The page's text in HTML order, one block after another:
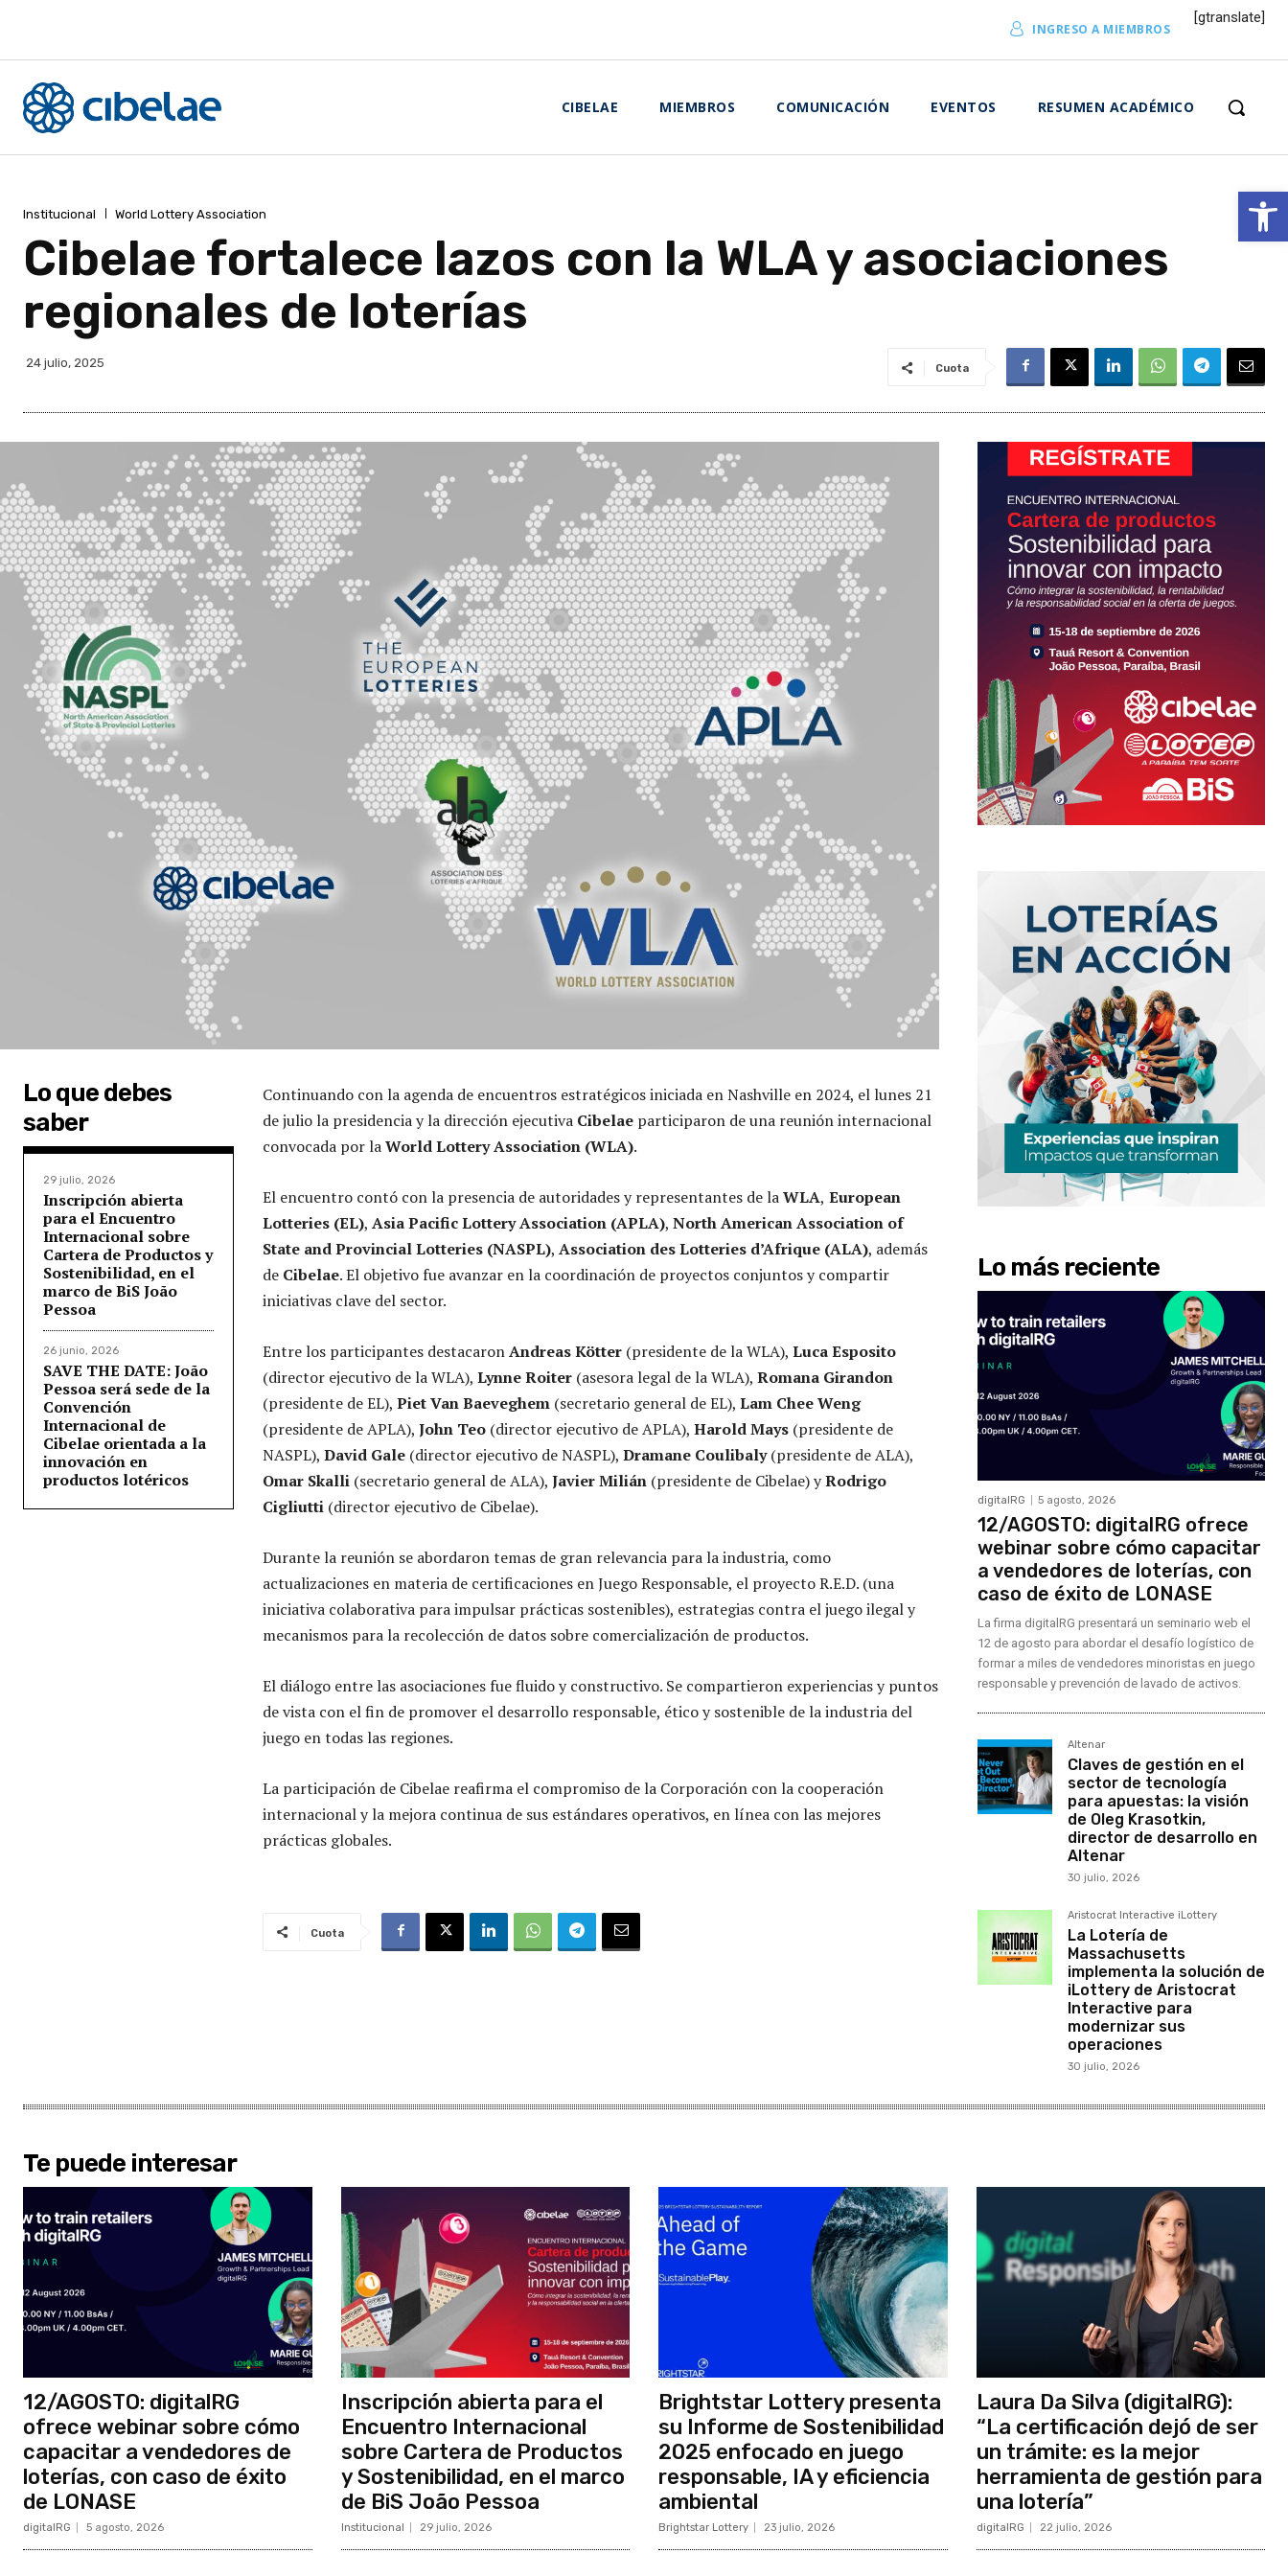
Abrir
INGRESO A MIEMBROS
[gtranslate]
CIBELAE MIEMBROS COMUNICACIÓN EVENTOS RESUMEN ACADÉMICO
Institucional World Lottery Association
Cibelae fortalece lazos con la WLA y asociaciones
regionales de loterías
24 julio, 2025 Cuota
Lo que debes
saber
29 julio, 2026
Inscripción abierta
para el Encuentro
Internacional sobre
Cartera de Productos y
Sostenibilidad, en el
marco de BiS João
Pessoa
26 junio, 2026
SAVE THE DATE: João
Pessoa será sede de la
Convención
Internacional de
Cibelae orientada a la
innovación en
productos lotéricos
Continuando con la agenda de encuentros estratégicos iniciada en Nashville en 2024, el lunes 21
de julio la presidencia y la dirección ejecutiva Cibelae participaron de una reunión internacional
convocada por laWorld Lottery Association (WLA).
El encuentro contó con la presencia de autoridades y representantes de laWLA, European
Lotteries (EL), Asia Pacific Lottery Association (APLA), North American Association of
State and Provincial Lotteries (NASPL), Association des Lotteries d’Afrique (ALA), además
de Cibelae. El objetivo fue avanzar en la coordinación de proyectos conjuntos y compartir
iniciativas clave del sector.
Entre los participantes destacaronAndreas Kötter (presidente de la WLA), Luca Esposito
(director ejecutivo de la WLA), Lynne Roiter (asesora legal de la WLA), Romana Girandon
(presidente de EL), Piet Van Baeveghem (secretario general de EL), Lam Chee Weng
(presidente de APLA), John Teo (director ejecutivo de APLA), Harold Mays (presidente de
NASPL), David Gale (director ejecutivo de NASPL), Dramane Coulibaly(presidente de ALA),
Omar Skalli (secretario general de ALA), Javier Milián (presidente de Cibelae) yRodrigo
Cigliutti (director ejecutivo de Cibelae).
Durante la reunión se abordaron temas de gran relevancia para la industria, como
actualizaciones en materia de certificaciones en Juego Responsable, el proyecto R.E.D. (una
iniciativa colaborativa para impulsar prácticas sostenibles), estrategias contra el juego ilegal y
mecanismos para la recolección de datos sobre comercialización de productos.
El diálogo entre las asociaciones fue fluido y constructivo. Se compartieron experiencias y puntos
de vista con el fin de promover el desarrollo responsable, ético y sostenible de la industria del
juego en todas las regiones.
La participación de Cibelae reafirma el compromiso de la Corporación con la cooperación
internacional y la mejora continua de sus estándares operativos, en línea con las mejores
prácticas globales.
Cuota
Lo más reciente
digitalRG 5 agosto, 2026
12/AGOSTO: digitalRG ofrece
webinar sobre cómo capacitar
a vendedores de loterías, con
caso de éxito de LONASE
La firma digitalRG presentará un seminario web el
12 de agosto para abordar el desafío logístico de
formar a miles de vendedores minoristas en juego
responsable y prevención de lavado de activos.
Altenar
Claves de gestión en el
sector de tecnología
para apuestas: la visión
de Oleg Krasotkin,
director de desarrollo en
Altenar
30 julio, 2026
Aristocrat Interactive iLottery
La Lotería de
Massachusetts
implementa la solución de
iLottery de Aristocrat
Interactive para
modernizar sus
operaciones
30 julio, 2026
Te puede interesar
12/AGOSTO: digitalRG
ofrece webinar sobre cómo
capacitar a vendedores de
loterías, con caso de éxito
de LONASE
digitalRG 5 agosto, 2026
Inscripción abierta para el
Encuentro Internacional
sobre Cartera de Productos
y Sostenibilidad, en el marco
de BiS João Pessoa
Institucional 29 julio, 2026
Brightstar Lottery presenta
su Informe de Sostenibilidad
2025 enfocado en juego
responsable, IA y eficiencia
ambiental
Brightstar Lottery 23 julio, 2026
Laura Da Silva (digitalRG):
“La certificación dejó de ser
un trámite: es la mejor
herramienta de gestión para
una lotería”
digitalRG 22 julio, 2026